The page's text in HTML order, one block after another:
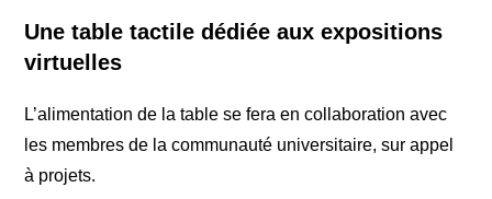
Une table tactile dédiée aux expositions
virtuelles
L’alimentation de la table se fera en collaboration avec
les membres de la communauté universitaire, sur appel
à projets.